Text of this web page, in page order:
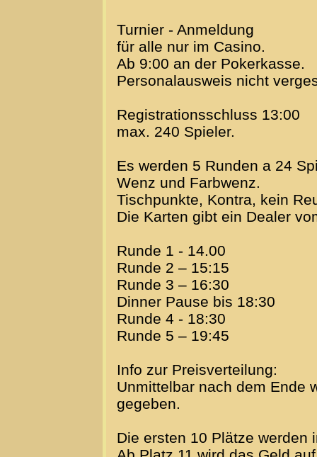
Turnier - Anmeldung
für alle nur im Casino.
Ab 9:00 an der Pokerkasse.
Personalausweis nicht
Registrationsschluss 13:00
max. 240 Spieler.
Es werden 5 Runden a 24
Wenz und Farbwenz.
Tischpunkte, Kontra, kein
Die Karten gibt ein Dealer
Runde 1 - 14.00
Runde 2 – 15:15
Runde 3 – 16:30
Dinner Pause bis 18:30
Runde 4 - 18:30
Runde 5 – 19:45
Info zur Preisverteilung:
Unmittelbar nach dem Ende
gegeben.
Die ersten 10 Plätze werden